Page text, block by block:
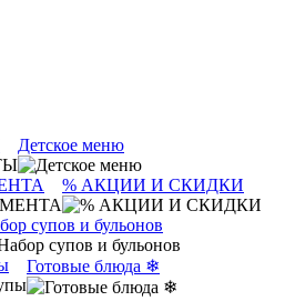
Детское меню
% АКЦИИ И СКИДКИ
супов и бульонов
Готовые блюда ❄